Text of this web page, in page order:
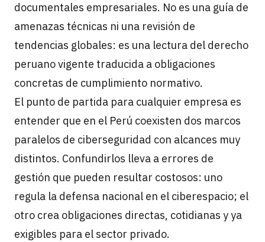
documentales empresariales. No es una guía de
amenazas técnicas ni una revisión de
tendencias globales: es una lectura del derecho
peruano vigente traducida a obligaciones
concretas de cumplimiento normativo.
El punto de partida para cualquier empresa es
entender que en el Perú coexisten dos marcos
paralelos de ciberseguridad con alcances muy
distintos. Confundirlos lleva a errores de
gestión que pueden resultar costosos: uno
regula la defensa nacional en el ciberespacio; el
otro crea obligaciones directas, cotidianas y ya
exigibles para el sector privado.